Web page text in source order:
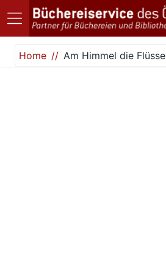
Direkt zum Inhalt
Home
Am Himmel die Flüsse